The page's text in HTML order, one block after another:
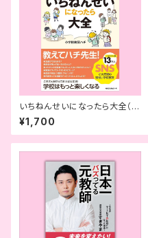
いちねんせいになったら大全（サ
イン入り） －入学準備から入学
後の学校生活まで「困った」「不
安」をまるごと解決
¥1,700